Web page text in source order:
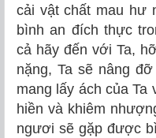
cải vật chất mau hư
bình an đích thực
cả hãy đến với Ta,
nặng, Ta sẽ nâng
mang lấy ách của Ta
hiền và khiêm
ngươi sẽ gặp được